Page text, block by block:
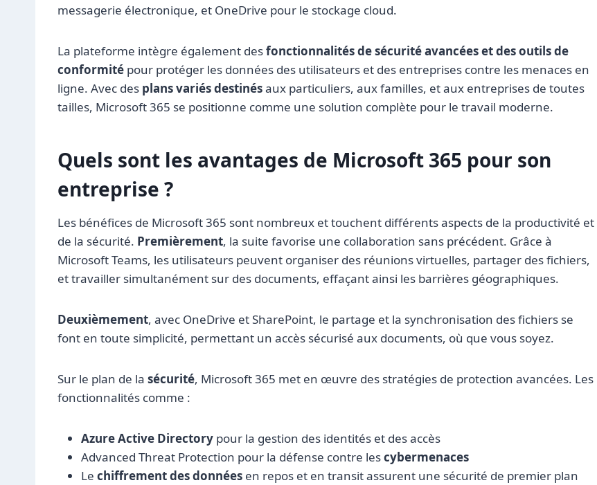
messagerie électronique, et OneDrive pour le stockage cloud.
La plateforme intègre également desfonctionnalités de sécurité avancées et des outils de
conformité pour protéger les données des utilisateurs et des entreprises contre les menaces en
ligne. Avec des plans variés destinésaux particuliers, aux familles, et aux entreprises de toutes
tailles, Microsoft 365 se positionne comme une solution complète pour le travail moderne.
Quels sont les avantages de Microsoft 365 pour son
entreprise ?
Les bénéfices de Microsoft 365 sont nombreux et touchent différents aspects de la productivité et
de la sécurité. Premièrement, la suite favorise une collaboration sans précédent. Grâce à
Microsoft Teams, les utilisateurs peuvent organiser des réunions virtuelles, partager des fichiers,
et travailler simultanément sur des documents, effaçant ainsi les barrières géographiques.
Deuxièmement, avec OneDrive et SharePoint, le partage et la synchronisation des fichiers se
font en toute simplicité, permettant un accès sécurisé aux documents, où que vous soyez.
Sur le plan de la sécurité, Microsoft 365 met en œuvre des stratégies de protection avancées. Les
fonctionnalités comme :
Azure Active Directory pour la gestion des identités et des accès
Advanced Threat Protection pour la défense contre lescybermenaces
Le chiffrement des données en repos et en transit assurent une sécurité de premier plan